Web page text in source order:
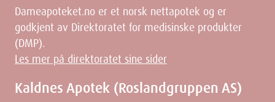
Dameapoteket.no er et norsk nettapotek og er
godkjent av Direktoratet for medisinske produkter
(DMP).
Les mer på direktoratet sine sider
Kaldnes Apotek (Roslandgruppen AS)